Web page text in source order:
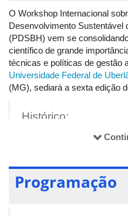
O Workshop Internacional
Desenvolvimento Sustentável
(PDSBH) vem se
científico de grande
técnicas e políticas de gestão
Universidade Federal de
(MG), sediará a sexta edição
Histórico:
(SP), sob a organização da
Federal do Pará (UFPA), com
Programação